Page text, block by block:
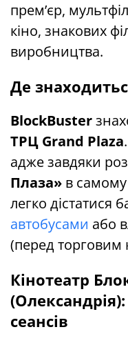
прем’єр,
кіно, знакових
виробництва.
Де
BlockBuster
ТРЦ Grand Plaza
адже завдяки
Плаза» в самому
легко дістатися
автобусами або
(перед торговим
Кінотеатр
сеансів